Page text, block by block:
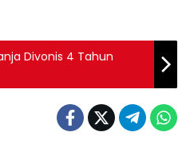
Divonis 4 Tahun